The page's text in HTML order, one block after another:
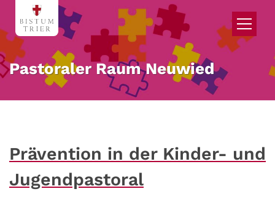
Zum Inhalt springen
Pastoraler Raum Neuwied
Prävention in der Kinder- und
Jugendpastoral